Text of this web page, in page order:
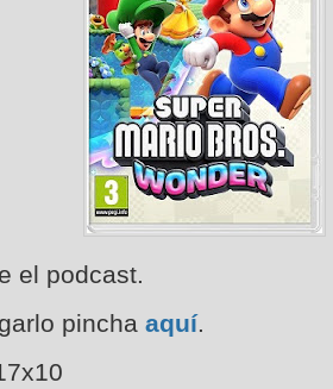
el podcast.
pincha aquí.